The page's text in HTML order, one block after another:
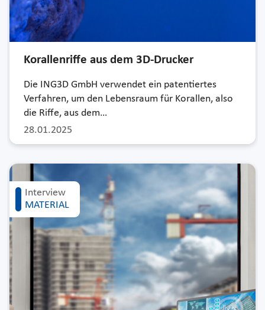
28.01.2025
Korallenriffe aus dem 3D-Drucker
Die ING3D GmbH verwendet ein patentiertes
Verfahren, um den Lebensraum für Korallen, also
die Riffe, aus dem…
Interview
MATERIAL